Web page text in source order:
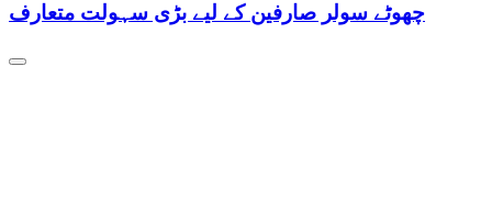
چھوٹے سولر صارفین کے لیے بڑی سہولت متعارف